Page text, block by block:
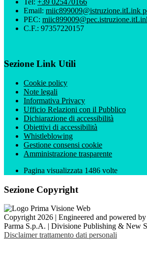
Email: miic899009@istruzione.itLink
PEC: miic899009@pec.istruzione.it
C.F.: 97357220157
Sezione Link Utili
Cookie policy
Note legali
Informativa Privacy
Ufficio Relazioni con il Pubblico
Dichiarazione di accessibilità
Obiettivi di accessibilità
Whistleblowing
Gestione consensi cookie
Amministrazione trasparente
Pagina visualizzata 1486 volte
Sezione Copyright
Copyright 2026 | Engineered and powered
Parma S.p.A. | Divisione Publishing & New
Disclaimer trattamento dati personali